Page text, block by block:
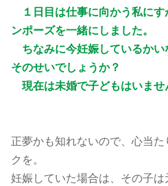
１日目は仕事に向かう私にす
ンポーズを一緒にしました。
ちなみに今妊娠しているかい
そのせいでしょうか？
現在は未婚で子どもはいませ
正夢かも知れないので、心当
クを。
妊娠していた場合は、その子は